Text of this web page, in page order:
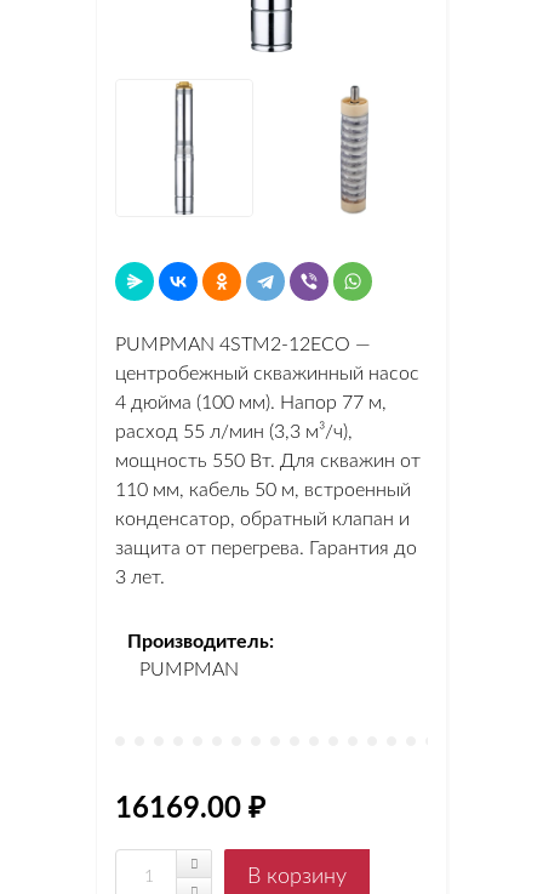
PUMPMAN 4STM2-12ECO —
центробежный скважинный насос
4 дюйма (100 мм). Напор 77 м,
расход 55 л/мин (3,3 м³/ч),
мощность 550 Вт. Для скважин от
110 мм, кабель 50 м, встроенный
конденсатор, обратный клапан и
защита от перегрева. Гарантия до
3 лет.
Производитель:
PUMPMAN
16169.00 ₽